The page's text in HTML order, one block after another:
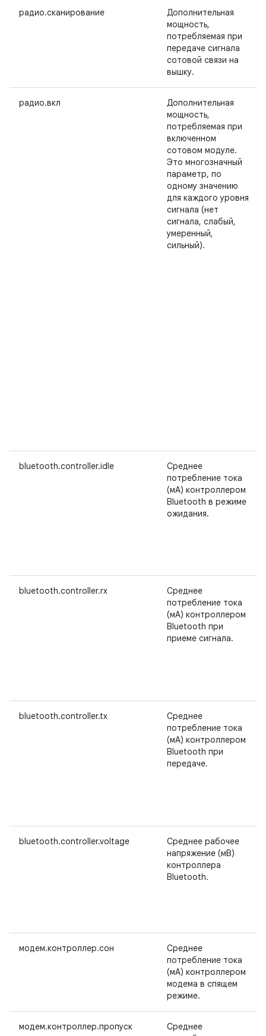
радио.сканирование
Дополнительная
мощность,
потребляемая при
передаче сигнала
сотовой связи на
вышку.
радио.вкл
Дополнительная
мощность,
потребляемая при
включенном
сотовом модуле.
Это многозначный
параметр, по
одному значению
для каждого уровня
сигнала (нет
сигнала, слабый,
умеренный,
сильный).
bluetooth.controller.idle
Среднее
потребление тока
(мА) контроллером
Bluetooth в режиме
ожидания.
bluetooth.controller.rx
Среднее
потребление тока
(мА) контроллером
Bluetooth при
приеме сигнала.
bluetooth.controller.tx
Среднее
потребление тока
(мА) контроллером
Bluetooth при
передаче.
bluetooth.controller.voltage
Среднее рабочее
напряжение (мВ)
контроллера
Bluetooth.
модем.контроллер.сон
Среднее
потребление тока
(мА) контроллером
модема в спящем
режиме.
модем.контроллер.пропуск
Среднее